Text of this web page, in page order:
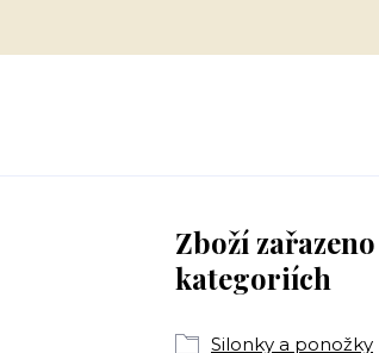
Zboží
kategoriích
Silonky a ponožky